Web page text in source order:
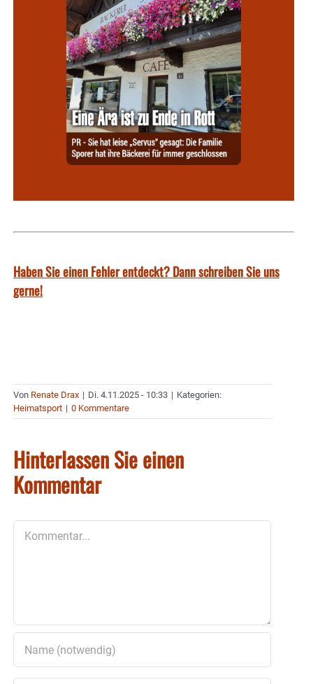
Haben Sie einen Fehler entdeckt? Dann schreiben Sie uns
gerne!
Von Renate Drax | Di. 4.11.2025 - 10:33 | Kategorien:
Heimatsport | 0 Kommentare
Hinterlassen Sie einen
Kommentar